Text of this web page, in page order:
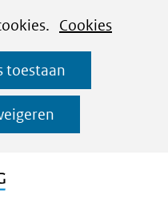
Cookies
toestaan
Ga
naar
de
inhoud